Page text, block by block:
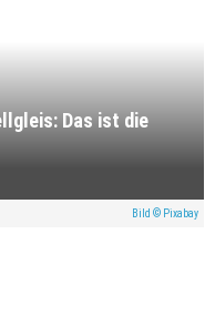
Das ist die
Bild © Pixabay